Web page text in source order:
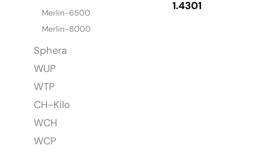
Merlin-6500
Merlin-8000
Sphera
WUP
WTP
CH-Kilo
WCH
WCP
1.4301